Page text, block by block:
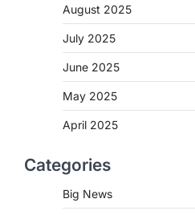
August 2025
July 2025
June 2025
May 2025
April 2025
Categories
Big News
रायपुर।
ऊर्जा, हरित
CG : पांच